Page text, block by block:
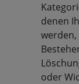
denen
werden,
oder